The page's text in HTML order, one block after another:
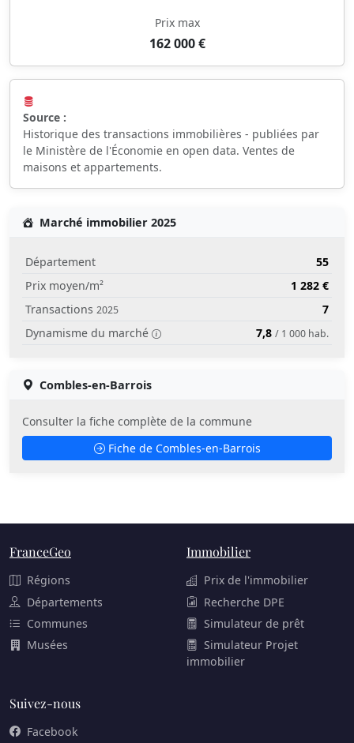
Prix max
162 000 €
Source :
Historique des transactions immobilières - publiées par
le Ministère de l'Économie en open data. Ventes de
maisons et appartements.
Marché immobilier 2025
Département
55
Prix moyen/m²
1 282 €
Transactions 2025
7
Dynamisme du marché
7,8 / 1 000 hab.
Combles-en-Barrois
Consulter la fiche complète de la commune
Fiche de Combles-en-Barrois
FranceGeo
Régions
Départements
Communes
Musées
Immobilier
Prix de l'immobilier
Recherche DPE
Simulateur de prêt
Simulateur Projet
immobilier
Suivez-nous
Facebook